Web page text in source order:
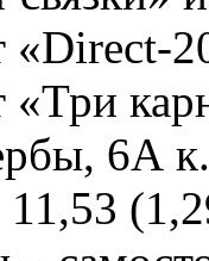
«Direct-
6А